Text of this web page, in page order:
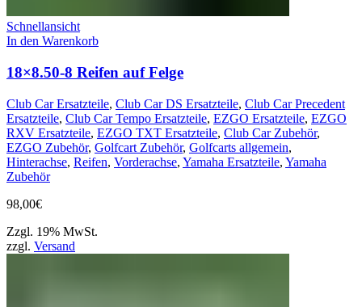
Schnellansicht
In den Warenkorb
18×8.50-8 Reifen auf Felge
Club Car Ersatzteile, Club Car DS Ersatzteile, Club Car Precedent
Ersatzteile, Club Car Tempo Ersatzteile, EZGO Ersatzteile, EZGO
RXV Ersatzteile, EZGO TXT Ersatzteile, Club Car Zubehör,
EZGO Zubehör, Golfcart Zubehör, Golfcarts allgemein,
Hinterachse, Reifen, Vorderachse, Yamaha Ersatzteile, Yamaha
Zubehör
98,00€
Zzgl. 19% MwSt.
zzgl. Versand